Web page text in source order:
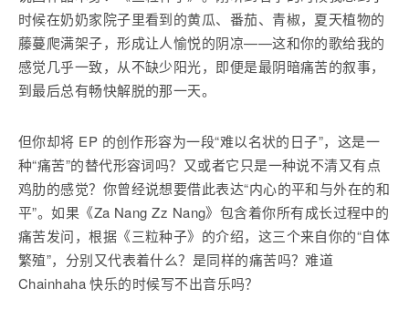
时候在奶奶家院子里看到的黄瓜、番茄、青椒，夏天植物的
藤蔓爬满架子，形成让人愉悦的阴凉——这和你的歌给我的
感觉几乎一致，从不缺少阳光，即便是最阴暗痛苦的叙事，
到最后总有畅快解脱的那一天。
但你却将 EP 的创作形容为一段“难以名状的日子”，这是一
种“痛苦”的替代形容词吗？又或者它只是一种说不清又有点
鸡肋的感觉？你曾经说想要借此表达“内心的平和与外在的和
平”。如果《Za Nang Zz Nang》包含着你所有成长过程中的
痛苦发问，根据《三粒种子》的介绍，这三个来自你的“自体
繁殖”，分别又代表着什么？是同样的痛苦吗？难道
Chainhaha 快乐的时候写不出音乐吗？